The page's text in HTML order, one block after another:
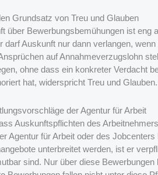
Grundsatz von Treu und Glauben
über Bewerbungsbemühungen ist
darf Auskunft nur dann verlangen,
auf Annahmeverzugslohn
ohne dass ein konkreter Verdacht
hat, widerspricht Treu und Glauben.
der Agentur für Arbeit
Auskunftspflichten des
Agentur für Arbeit oder des
unterbreitet werden, ist er
sind. Nur über diese